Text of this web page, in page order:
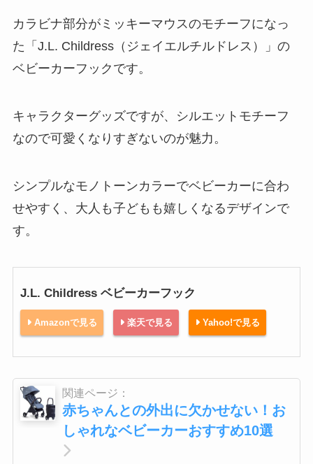
カラビナ部分がミッキーマウスのモチーフになっ
た「J.L. Childress（ジェイエルチルドレス）」の
ベビーカーフックです。
キャラクターグッズですが、シルエットモチーフ
なので可愛くなりすぎないのが魅力。
シンプルなモノトーンカラーでベビーカーに合わ
せやすく、大人も子どもも嬉しくなるデザインで
す。
J.L. Childress ベビーカーフック
Amazonで見る 楽天で見る Yahoo!で見る
関連ページ：
赤ちゃんとの外出に欠かせない！お
しゃれなベビーカーおすすめ10選